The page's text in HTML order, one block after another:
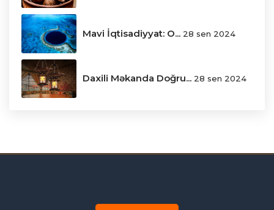
Mavi İqtisadiyyat: O... 28 sen 2024
Daxili Məkanda Doğru... 28 sen 2024